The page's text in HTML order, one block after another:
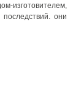
изготовителем,
они